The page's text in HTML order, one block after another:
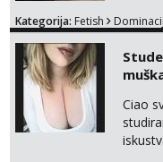
uživo
znali
ili ima
oglas
Kategorija: Fetish
Ciao